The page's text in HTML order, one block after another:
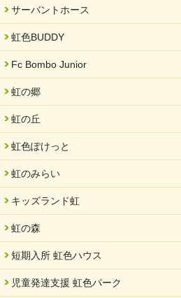
2024/09/10
2024/08/26
「ぎふSDGs推進パートナー登録制
2024/08/01
夏休み学習支援・可茂自悠学舎
2024/07/03
中部学院大学「現代福祉マネジメン
2024/04/17
SDGs発表会・研修会
2024/04/05
中学生向けのフリースクール「可茂
2024/04/01
サーバント設立10周年記念【 福祉
を開催しました。
サーバントホース
虹色BUDDY
Fc Bombo Junior
虹の郷
虹の丘
虹色ぽけっと
虹のみらい
キッズランド虹
虹の森
短期入所 虹色ハウス
児童発達支援 虹色パーク